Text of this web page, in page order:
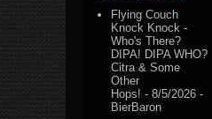
Flying Couch
Knock Knock -
Who's There?
DIPA! DIPA WHO?
Citra & Some
Other
Hops! - 8/5/2026 -
BierBaron